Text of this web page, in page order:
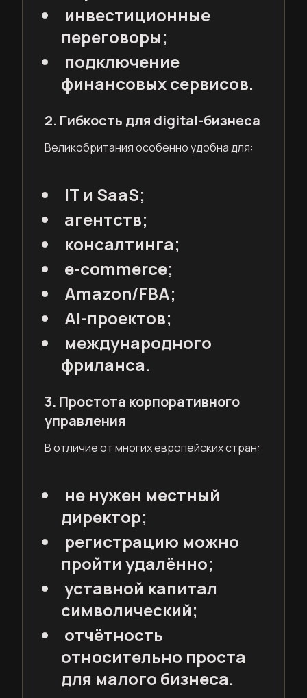
инвестиционные
переговоры;
подключение
финансовых сервисов.
2. Гибкость для digital-бизнеса
Великобритания особенно удобна для:
IT и SaaS;
агентств;
консалтинга;
e-commerce;
Amazon/FBA;
AI-проектов;
международного
фриланса.
3. Простота корпоративного
управления
В отличие от многих европейских стран:
не нужен местный
директор;
регистрацию можно
пройти удалённо;
уставной капитал
символический;
отчётность
относительно проста
для малого бизнеса.